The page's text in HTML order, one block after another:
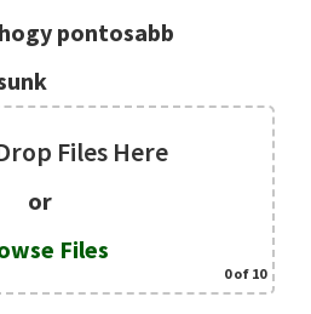
pontosabb
Files Here
or
Files
0of 10